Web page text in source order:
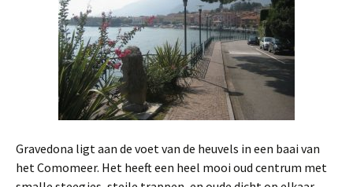
Gravedona ligt aan de voet van de heuvels in een baai van
het Comomeer. Het heeft een heel mooi oud centrum met